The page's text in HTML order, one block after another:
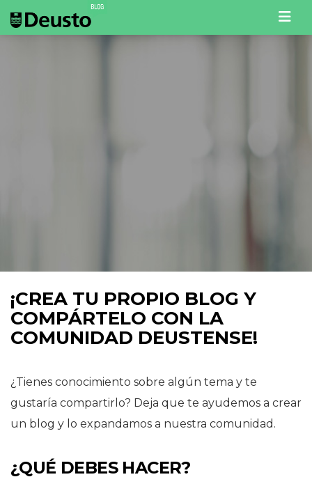
¡CREA TU PROPIO BLOG Y
COMPÁRTELO CON LA
COMUNIDAD DEUSTENSE!
¿Tienes conocimiento sobre algún tema y te
gustaría compartirlo? Deja que te ayudemos a crear
un blog y lo expandamos a nuestra comunidad.
¿QUÉ DEBES HACER?